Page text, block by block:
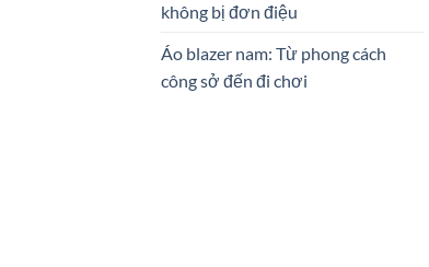
không bị đơn điệu
Áo blazer nam: Từ phong cách
công sở đến đi chơi